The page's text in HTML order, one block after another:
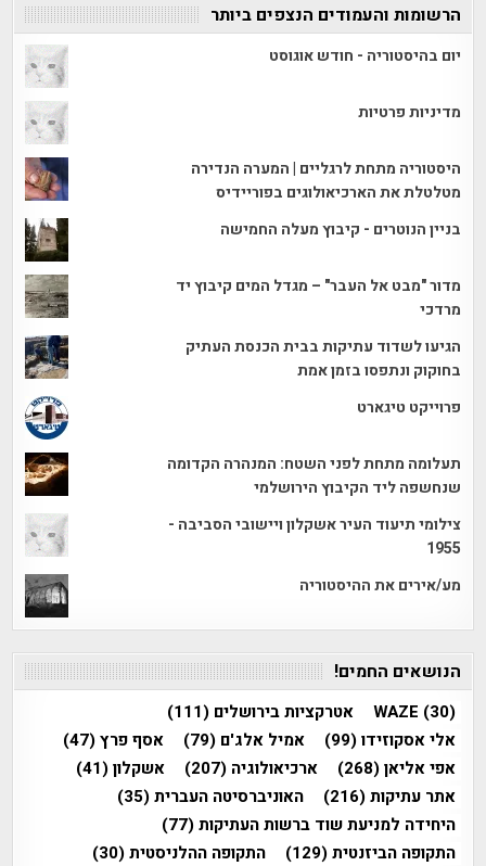
הרשומות והעמודים הנצפים ביותר
יום בהיסטוריה - חודש אוגוסט
מדיניות פרטיות
היסטוריה מתחת לרגליים | המערה הנדירה
מטלטלת את הארכיאולוגים בפוריידיס
בניין הנוטרים - קיבוץ מעלה החמישה
מדור "מבט אל העבר" – מגדל המים קיבוץ יד
מרדכי
הגיעו לשדוד עתיקות בבית הכנסת העתיק
בחוקוק ונתפסו בזמן אמת
פרוייקט טיגארט
תעלומה מתחת לפני השטח: המנהרה הקדומה
שנחשפה ליד הקיבוץ הירושלמי
צילומי תיעוד העיר אשקלון ויישובי הסביבה -
1955
מע/אירים את ההיסטוריה
הנושאים החמים!
WAZE (30) אטרקציות בירושלים (111)
אלי אסקוזידו(99) אמיל אלג'ם (79) אסף פרץ(47)
אפי אליאן(268) ארכיאולוגיה (207) אשקלון(41)
אתר עתיקות(216) האוניברסיטה העברית(35)
היחידה למניעת שוד ברשות העתיקות(77)
התקופה הביזנטית(129) התקופה ההלניסטית(30)